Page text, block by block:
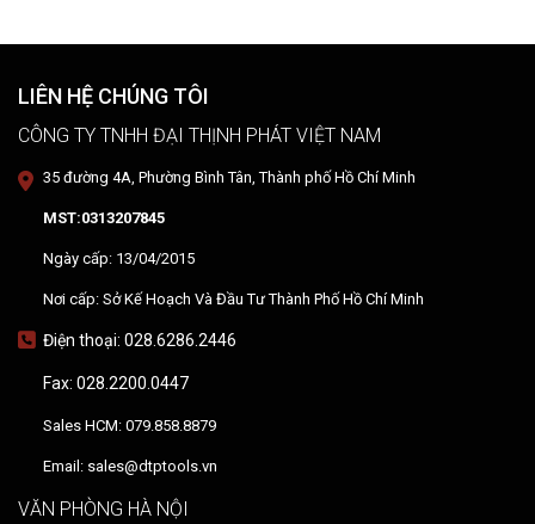
LIÊN HỆ CHÚNG TÔI
CÔNG TY TNHH ĐẠI THỊNH PHÁT VIỆT NAM
35 đường 4A, Phường Bình Tân, Thành phố Hồ Chí Minh
MST:0313207845
Ngày cấp: 13/04/2015
Nơi cấp: Sở Kế Hoạch Và Đầu Tư Thành Phố Hồ Chí Minh
Điện thoại: 028.6286.2446
Fax: 028.2200.0447
Sales HCM: 079.858.8879
Email: sales@dtptools.vn
VĂN PHÒNG HÀ NỘI